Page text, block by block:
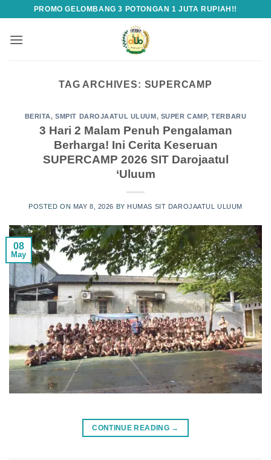
content
PROMO GELOMBANG 3 POTONGAN 1 JUTA RUPIAH!!
TAG ARCHIVES: SUPERCAMP
BERITA,SMPIT DAROJAATUL ULUUM, SUPER CAMP,TERBARU
3 Hari 2 Malam Penuh Pengalaman
Berharga! Ini Cerita Keseruan
SUPERCAMP 2026 SIT Darojaatul
‘Uluum
POSTED ON MAY 8, 2026 BY HUMAS SIT DAROJAATUL ULUUM
08
May
CONTINUE READING →